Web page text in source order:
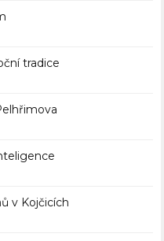
tradice
v Kojčicích